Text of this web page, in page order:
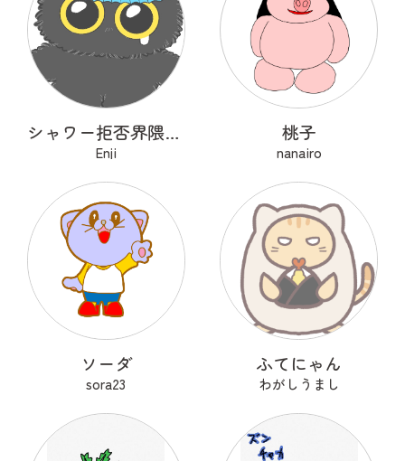
シャワー拒否界隈の子猫 ノワ
Enji
桃子
nanairo
ソーダ
sora23
ふてにゃん
わがしうまし